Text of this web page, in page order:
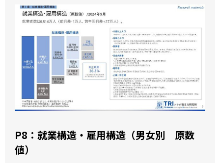
P8：就業構造・雇用構造（男女別 原数
値）